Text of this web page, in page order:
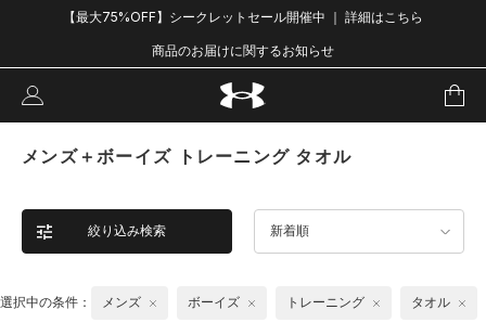
【最大75%OFF】シークレットセール開催中 ｜ 詳細はこちら
商品のお届けに関するお知らせ
メンズ＋ボーイズ トレーニング タオル
絞り込み検索 新着順
選択中の条件： メンズ ボーイズ トレーニング タオル